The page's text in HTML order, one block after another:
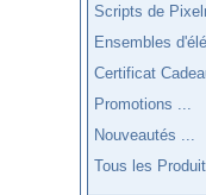
Scripts de
Ensembles
Certificat
Promotions ...
Nouveautés ...
Tous les